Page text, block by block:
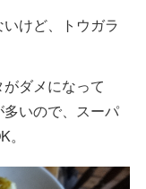
けど、トウガラ
ダメになって
いので、スーパ